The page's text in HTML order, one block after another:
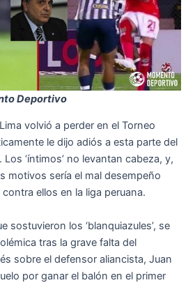
Deportivo
volvió a perder en el Torneo
le dijo adiós a esta parte del
‘íntimos’ no levantan cabeza, y,
motivos sería el mal desempeño
ellos en la liga peruana.
sostuvieron los ‘blanquiazules’, se
tras la grave falta del
sobre el defensor aliancista, Juan
por ganar el balón en el primer